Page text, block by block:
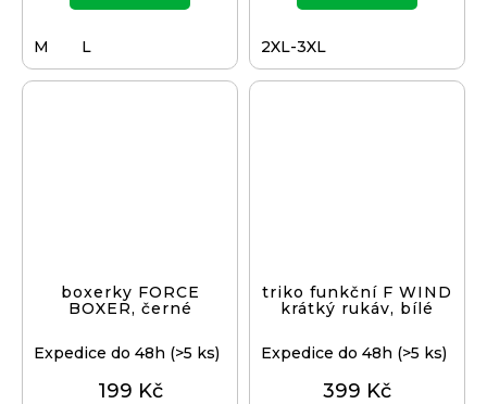
M L 2XL-3XL
boxerky FORCE
BOXER, černé
Expedice do 48h (>5 ks)
199 Kč
triko funkční F WIND
krátký rukáv, bílé
Expedice do 48h (>5 ks)
399 Kč